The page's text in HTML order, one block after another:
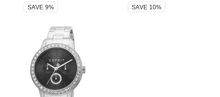
SAVE 9% SAVE 10%